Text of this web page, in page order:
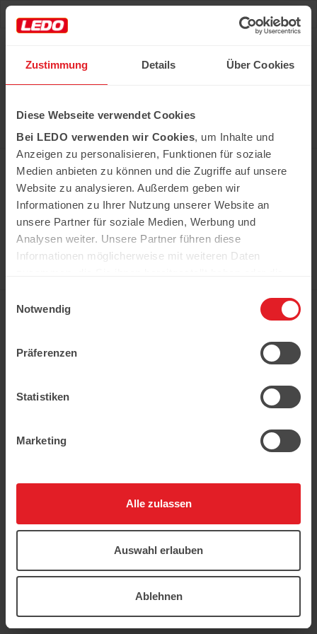
Zustimmung Details Über Cookies
Diese Webseite verwendet Cookies
Bei LEDO verwenden wir Cookies, um Inhalte und
Anzeigen zu personalisieren, Funktionen für soziale
Medien anbieten zu können und die Zugriffe auf unsere
Website zu analysieren. Außerdem geben wir
Informationen zu Ihrer Nutzung unserer Website an
unsere Partner für soziale Medien, Werbung und
Analysen weiter. Unsere Partner führen diese
Informationen möglicherweise mit weiteren Daten
haben.
Notwendig
Präferenzen
Statistiken
Marketing
Alle zulassen
Auswahl erlauben
Ablehnen
Alle notwendigen Produkte können Sie im Netzwerk
unserer Supermärkte Ledo kaufen
Erfahren Sie mehr
In der Kühweid 2a D-76661 Philippsburg-
Huttenheim
ledo.informiert@ledo-markt.de
der gesamte Inhalt sind urheberrechtlich
geschützt.